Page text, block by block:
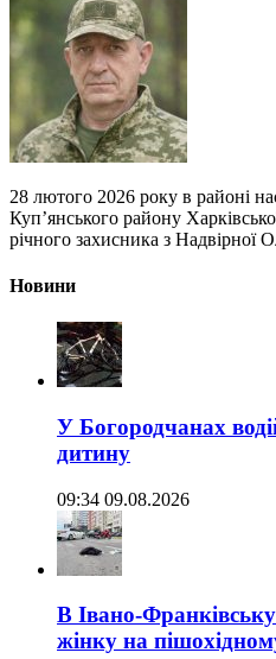
28 лютого 2026 року в районі
Куп’янського району
річного захисника з Надвірної
Новини
У Богородчанах
дитину
09:34 09.08.2026
В Івано-
жінку на